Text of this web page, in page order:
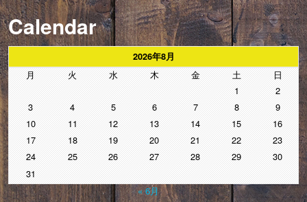
Calendar
2026年8月
月 火 水 木 金 土
日
1
2
3
4 5 6 7 8
9
10
11 12 13 14 15
16
17
18 19 20 21 22
23
24
25 26 27 28 29
30
31
« 6月